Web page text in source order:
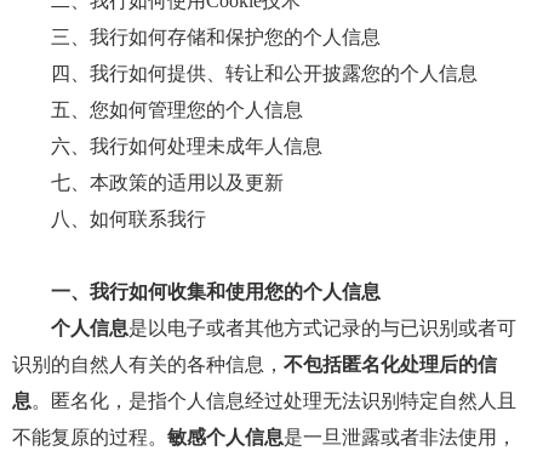
三、我行如何存储和保护您的个人信息
四、我行如何提供、转让和公开披露您的个人信息
五、您如何管理您的个人信息
六、我行如何处理未成年人信息
七、本政策的适用以及更新
八、如何联系我行
一、我行如何收集和使用您的个人信息
个人信息是以电子或者其他方式记录的与已识别或者可
识别的自然人有关的各种信息， 不包括匿名化处理后的信
息。匿名化，是指个人信息经过处理无法识别特定自然人且
不能复原的过程。 敏感个人信息是一旦泄露或者非法使用，